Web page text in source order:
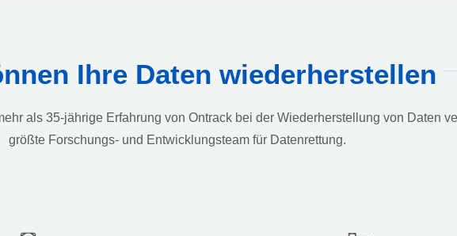
Ihre Daten wiederherstellen
als 35-jährige Erfahrung von Ontrack bei der Wiederherstellung von Daten
größte Forschungs- und Entwicklungsteam für Datenrettung.